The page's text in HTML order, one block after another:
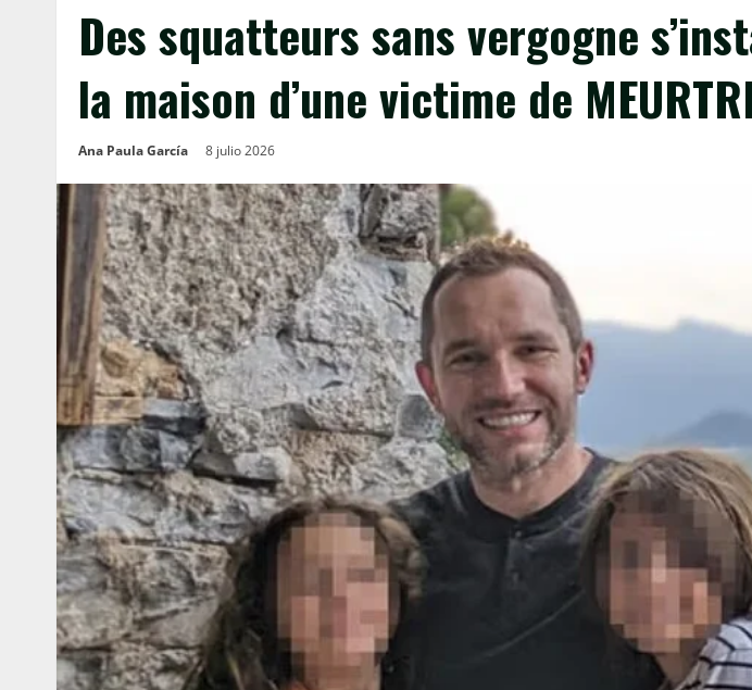
Des squatteurs sans vergogne
la maison d’une victime de
Ana Paula García 8 julio 2026